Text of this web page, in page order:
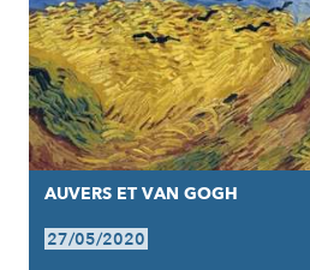
AUVERS ET VAN GOGH
27/05/2020